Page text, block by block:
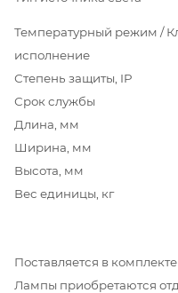
Температурный режим /
исполнение
Степень защиты, IP
Срок службы
Длина, мм
Ширина, мм
Высота, мм
Вес единицы, кг
Поставляется в
Лампы приобретаются